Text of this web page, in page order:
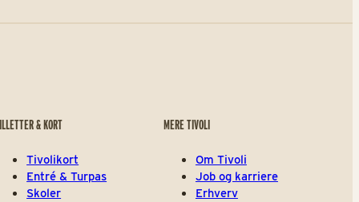
& KORT
Tivolikort
Entré & Turpas
Skoler
MERE TIVOLI
Om Tivoli
Job og karriere
Erhverv